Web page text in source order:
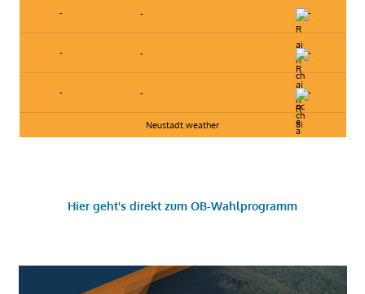
- - -
- - -
- - -
Neustadt weather
Hier geht's direkt zum OB-Wahlprogramm